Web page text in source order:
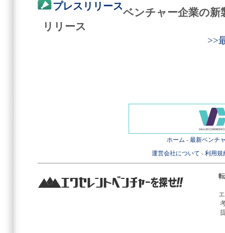
プレスリリース
ベンチャー企業の新
リリース
>>
ホーム - 最新ベンチ
運営会社について - 利用規